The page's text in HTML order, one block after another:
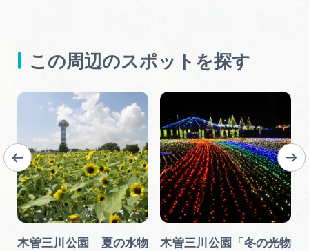
この周辺のスポットを探す
木曽三川公園 夏の水物
木曽三川公園「冬の光物